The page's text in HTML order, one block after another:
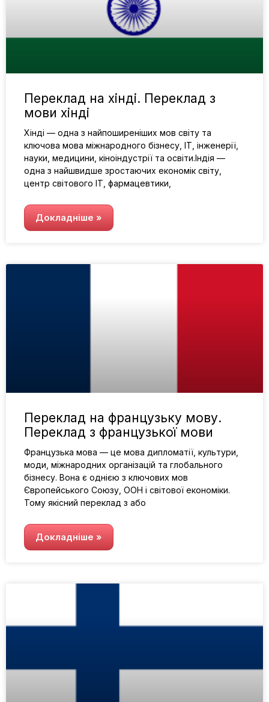
Переклад на хінді. Переклад з
мови хінді
Хінді — одна з найпоширеніших мов світу та
ключова мова міжнародного бізнесу, ІТ, інженерії,
науки, медицини, кіноіндустрії та освіти.Індія —
одна з найшвидше зростаючих економік світу,
центр світового ІТ, фармацевтики,
Докладніше »
Переклад на французьку мову.
Переклад з французької мови
Французька мова — це мова дипломатії, культури,
моди, міжнародних організацій та глобального
бізнесу. Вона є однією з ключових мов
Європейського Союзу, ООН і світової економіки.
Тому якісний переклад з або
Докладніше »